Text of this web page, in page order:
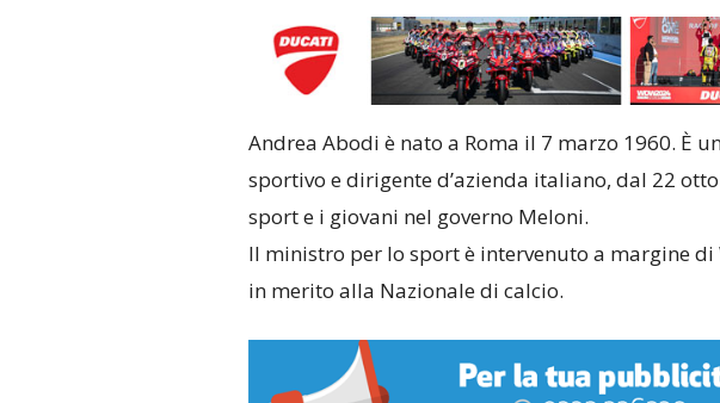
Andrea Abodi è nato a Roma il 7 marzo 1960. È
sportivo e dirigente d’azienda italiano, dal 22
sport e i giovani nel governo Meloni.
Il ministro per lo sport è intervenuto a margine di
in merito alla Nazionale di calcio.